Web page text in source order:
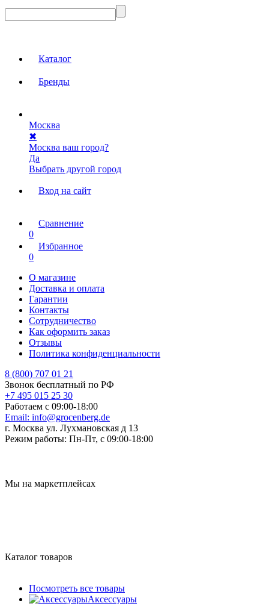
Каталог
Бренды
Москва
✖
Москва ваш город?
Да
Выбрать другой город
Вход на сайт
Сравнение
0
Избранное
0
О магазине
Доставка и оплата
Гарантии
Контакты
Сотрудничество
Как оформить заказ
Отзывы
Политика конфиденциальности
8 (800) 707 01 21
Звонок бесплатный по РФ
+7 495 015 25 30
Работаем с 09:00-18:00
Email: info@grocenberg.de
г. Москва ул. Лухмановская д 13
Режим работы: Пн-Пт, с 09:00-18:00
Мы на маркетплейсах
Каталог товаров
Посмотреть все товары
Аксессуары